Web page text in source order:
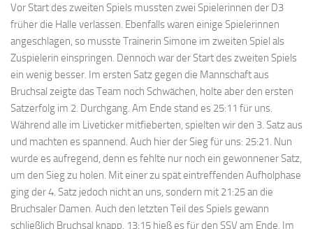
Vor Start des zweiten Spiels mussten zwei Spielerinnen der D3
früher die Halle verlassen. Ebenfalls waren einige Spielerinnen
angeschlagen, so musste Trainerin Simone im zweiten Spiel als
Zuspielerin einspringen. Dennoch war der Start des zweiten Spiels
ein wenig besser. Im ersten Satz gegen die Mannschaft aus
Bruchsal zeigte das Team noch Schwächen, holte aber den ersten
Satzerfolg im 2. Durchgang. Am Ende stand es 25:11 für uns.
Während alle im Liveticker mitfieberten, spielten wir den 3. Satz aus
und machten es spannend. Auch hier der Sieg für uns: 25:21. Nun
wurde es aufregend, denn es fehlte nur noch ein gewonnener Satz,
um den Sieg zu holen. Mit einer zu spät eintreffenden Aufholphase
ging der 4. Satz jedoch nicht an uns, sondern mit 21:25 an die
Bruchsaler Damen. Auch den letzten Teil des Spiels gewann
schließlich Bruchsal knapp. 13:15 hieß es für den SSV am Ende. Im